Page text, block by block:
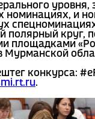
уровня,
номинациях, и
полярный круг,
площадками
Мурманской
конкурса:
.